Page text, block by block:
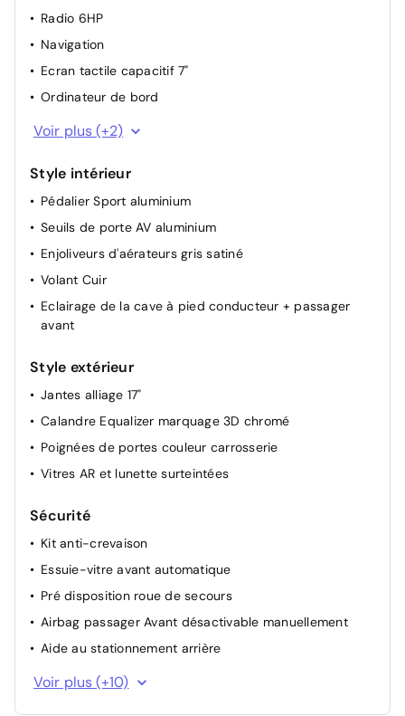
en marche arrière
Appuie-tête arrière réglable
Appuie-tête avant réglable
Boîte à gants éclairée
Commandes radio au volant
Siège conducteur avec réglage manuel en hauteur
Siège passager à réglage mécanique
Accoudoir Central AV
Pare-soleil avec éclairage de courtoisie
Rétroviseurs extérieurs dégivrants
Rétroviseur intérieur Jour / Nuit Electrochrome
Aumônières au dos des sièges avant
Lève vitres AV électriques et séquentiels
Rétroviseurs extérieur réglables électriquement
Toit vitré panoramique avec velum d'occultation et
Eclairage d'ambiance
Radio 6HP
Navigation
Ecran tactile capacitif 7"
Ordinateur de bord
1 Prise Jack + 1 USB
Voir plus (+2)
Style intérieur
Pédalier Sport aluminium
Seuils de porte AV aluminium
Enjoliveurs d'aérateurs gris satiné
Volant Cuir
Eclairage de la cave à pied conducteur + passager
avant
Style extérieur
Jantes alliage 17"
Calandre Equalizer marquage 3D chromé
Poignées de portes couleur carrosserie
Vitres AR et lunette surteintées
Sécurité
Kit anti-crevaison
Essuie-vitre avant automatique
Pré disposition roue de secours
Airbag passager Avant désactivable manuellement
Aide au stationnement arrière
Détection de sous-gonflage indirecte
Voir plus (+10)